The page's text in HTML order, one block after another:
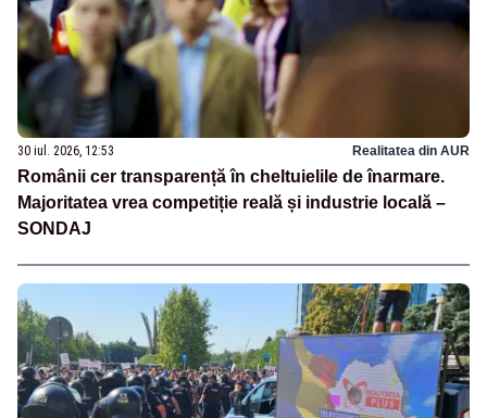
30 iul. 2026, 12:53 Realitatea din AUR
Românii cer transparență în cheltuielile de înarmare.
Majoritatea vrea competiție reală și industrie locală –
SONDAJ